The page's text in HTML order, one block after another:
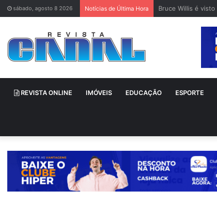
sábado, agosto 8 2026 Notícias de Última Hora Alex Escobar é
REVISTA ONLINE IMÓVEIS EDUCAÇÃO ESPORTE